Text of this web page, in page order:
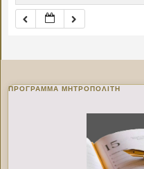
ΠΡΌΓΡΑΜΜΑ ΜΗΤΡΟΠΟΛΊΤΗ